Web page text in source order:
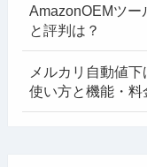
AmazonOEMツー
と評判は？
メルカリ自動値
使い方と機能・料